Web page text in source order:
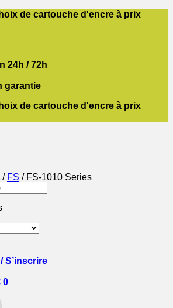
de cartouche d'encre à prix
24h / 72h
garantie
de cartouche d'encre à prix
S’inscrire
0
/ FS /FS-1010 Series